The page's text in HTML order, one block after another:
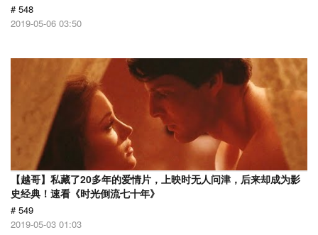
# 548
2019-05-06 03:50
【越哥】私藏了20多年的爱情片，上映时无人问津，后来却成为影
史经典！速看《时光倒流七十年》
# 549
2019-05-03 01:03